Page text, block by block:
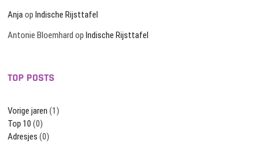
AnjaopIndische Rijsttafel
Antonie Bloemhard opIndische Rijsttafel
TOP POSTS
Vorige jaren (1)
Top 10 (0)
Adresjes (0)